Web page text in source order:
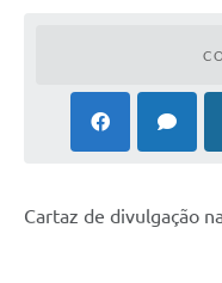
Defesa Civil
Fale com o Prefeito
Cartaz de divulgação